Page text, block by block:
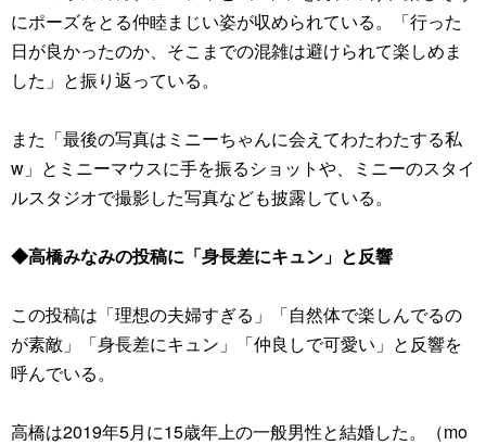
にポーズをとる仲睦まじい姿が収められている。「行った
日が良かったのか、そこまでの混雑は避けられて楽しめま
した」と振り返っている。
また「最後の写真はミニーちゃんに会えてわたわたする私
w」とミニーマウスに手を振るショットや、ミニーのスタイ
ルスタジオで撮影した写真なども披露している。
◆高橋みなみの投稿に「身長差にキュン」と反響
この投稿は「理想の夫婦すぎる」「自然体で楽しんでるの
が素敵」「身長差にキュン」「仲良しで可愛い」と反響を
呼んでいる。
高橋は2019年5月に15歳年上の一般男性と結婚した。（mo